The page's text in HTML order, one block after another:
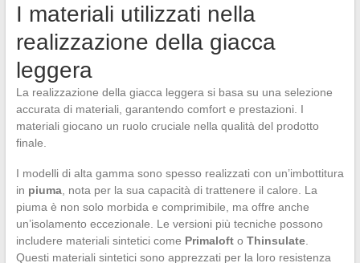
I materiali utilizzati nella
realizzazione della giacca
leggera
La realizzazione della giacca leggera si basa su una selezione
accurata di materiali, garantendo comfort e prestazioni. I
materiali giocano un ruolo cruciale nella qualità del prodotto
finale.
I modelli di alta gamma sono spesso realizzati con un’imbottitura
in piuma, nota per la sua capacità di trattenere il calore. La
piuma è non solo morbida e comprimibile, ma offre anche
un’isolamento eccezionale. Le versioni più tecniche possono
includere materiali sintetici come Primalofto Thinsulate.
Questi materiali sintetici sono apprezzati per la loro resistenza